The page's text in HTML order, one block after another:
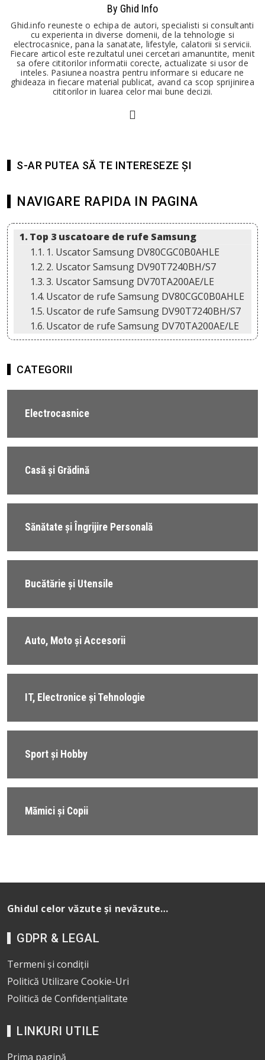
By Ghid Info
Ghid.info reuneste o echipa de autori, specialisti si consultanti
cu experienta in diverse domenii, de la tehnologie si
electrocasnice, pana la sanatate, lifestyle, calatorii si servicii.
Fiecare articol este rezultatul unei cercetari amanuntite, menit
sa ofere cititorilor informatii corecte, actualizate si usor de
inteles. Pasiunea noastra pentru informare si educare ne
ghideaza in fiecare material publicat, avand ca scop sprijinirea
cititorilor in luarea celor mai bune decizii.
S-AR PUTEA SĂ TE INTERESEZE ȘI
NAVIGARE RAPIDA IN PAGINA
Top 3 uscatoare de rufe Samsung
1. Uscator Samsung DV80CGC0B0AHLE
2. Uscator Samsung DV90T7240BH/S7
3. Uscator Samsung DV70TA200AE/LE
Uscator de rufe Samsung DV80CGC0B0AHLE
Uscator de rufe Samsung DV90T7240BH/S7
Uscator de rufe Samsung DV70TA200AE/LE
CATEGORII
Electrocasnice
Casă și Grădină
Sănătate și Îngrijire Personală
Bucătărie și Utensile
Auto, Moto și Accesorii
IT, Electronice și Tehnologie
Sport și Hobby
Mămici și Copii
Ghidul celor văzute și nevăzute…
GDPR & LEGAL
Termeni și condiții
Politică Utilizare Cookie-Uri
Politică de Confidențialitate
LINKURI UTILE
Prima pagină